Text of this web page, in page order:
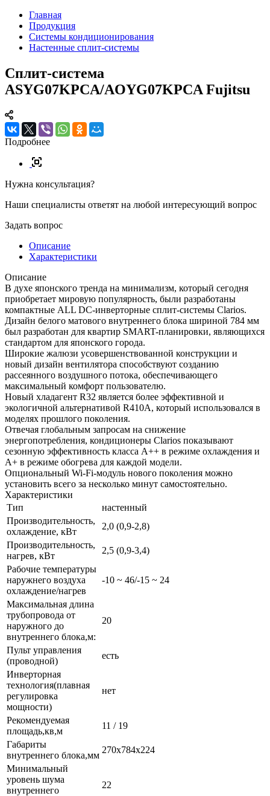
Главная
Продукция
Системы кондиционирования
Настенные сплит-системы
Сплит-система
ASYG07KPCA/AOYG07KPCA Fujitsu
Подробнее
Нужна консультация?
Наши специалисты ответят на любой интересующий вопрос
Задать вопрос
Описание
Характеристики
Описание
В духе японского тренда на минимализм, который сегодня
приобретает мировую популярность, были разработаны
компактные ALL DC-инверторные сплит-системы Clarios.
Дизайн белого матового внутреннего блока шириной 784 мм
был разработан для квартир SMART-планировки, являющихся
стандартом для японского города.
Широкие жалюзи усовершенствованной конструкции и
новый дизайн вентилятора способствуют созданию
рассеянного воздушного потока, обеспечивающего
максимальный комфорт пользователю.
Новый хладагент R32 является более эффективной и
экологичной альтернативой R410A, который использовался в
моделях прошлого поколения.
Отвечая глобальным запросам на снижение
энергопотребления, кондиционеры Clarios показывают
сезонную эффективность класса А++ в режиме охлаждения и
А+ в режиме обогрева для каждой модели.
Опциональный Wi-Fi-модуль нового поколения можно
установить всего за несколько минут самостоятельно.
Характеристики
Тип
настенный
Производительность,
охлаждение, кВт
2,0 (0,9-2,8)
Производительность,
нагрев, кВт
2,5 (0,9-3,4)
Рабочие температуры
наружнего воздуха
охлаждение/нагрев
-10 ~ 46/-15 ~ 24
Максимальная длина
трубопровода от
наружного до
внутреннего блока,м:
20
Пульт управления
(проводной)
есть
Инверторная
технология(плавная
регулировка
мощности)
нет
Рекомендуемая
площадь,кв,м
11 / 19
Габариты
внутреннего блока,мм
270x784x224
Минимальный
уровень шума
внутреннего
22